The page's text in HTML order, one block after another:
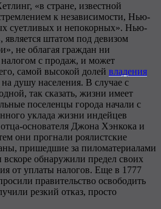
«в стране, известной
к независимости, Нью-
суетливых и непокорных». Нью-
штатом под девизом
не облагая граждан ни
с продаж, и может
самой высокой долей владения
на душу населения. В случае с
так сказать, жизни имеет
поселенцы города начали с
уклада жизни индейцев
основателя Джона Хэнкока и
они прогнали роялистские
пришедшие за пиломатериалами
обнаружили предел своих
от уплаты налогов. Еще в 1777
правительство освободить
резкий отказ, просто